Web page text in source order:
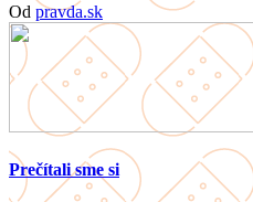
Od pravda.sk
Prečítali sme si